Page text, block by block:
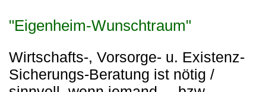
"Eigenheim-Wunschtraum"
Wirtschafts-, Vorsorge- u. Existenz-
Sicherungs-Beratung ist nötig /